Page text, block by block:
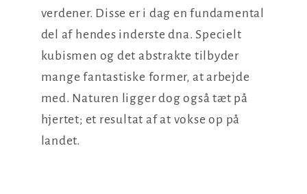
verdener. Disse er i dag en fundamental
del af hendes inderste dna. Specielt
kubismen og det abstrakte tilbyder
mange fantastiske former, at arbejde
med. Naturen ligger dog også tæt på
hjertet; et resultat af at vokse op på
landet.